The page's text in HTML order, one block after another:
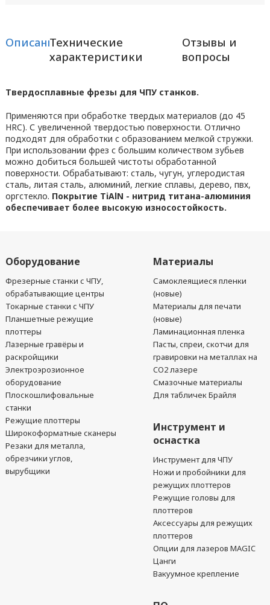
ОписаниеТехнические
характеристики
Отзывы и
вопросы
Твердосплавные фрезы для ЧПУ станков.
Применяются при обработке твердых материалов (до 45
HRC). С увеличенной твердостью поверхности. Отлично
подходят для обработки с образованием мелкой стружки.
При использовании фрез с большим количеством зубьев
можно добиться большей чистоты обработанной
поверхности. Обрабатывают: сталь, чугун, углеродистая
сталь, литая сталь, алюминий, легкие сплавы, дерево, пвх,
оргстекло. Покрытие TiAlN - нитрид титана-алюминия
обеспечивает более высокую износостойкость.
Оборудование
Фрезерные станки с ЧПУ,
обрабатывающие центры
Токарные станки с ЧПУ
Планшетные режущие
плоттеры
Лазерные гравёры и
раскройщики
Электроэрозионное
оборудование
Плоскошлифовальные
станки
Режущие плоттеры
Широкоформатные сканеры
Резаки для металла,
обрезчики углов,
вырубщики
Материалы
Самоклеящиеся пленки
(новые)
Материалы для печати
(новые)
Ламинационная пленка
Пасты, спреи, скотчи для
гравировки на металлах на
CO2 лазере
Смазочные материалы
Для табличек Брайля
Инструмент и
оснастка
Инструмент для ЧПУ
Ножи и пробойники для
режущих плоттеров
Режущие головы для
плоттеров
Аксессуары для режущих
плоттеров
Опции для лазеров MAGIC
Цанги
Вакуумное крепление